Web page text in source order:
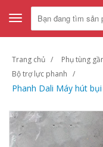
Toggle
navigation
Trang chủ Phụ tùng
Bộ trợ lực phanh
Phanh Dali Máy hút